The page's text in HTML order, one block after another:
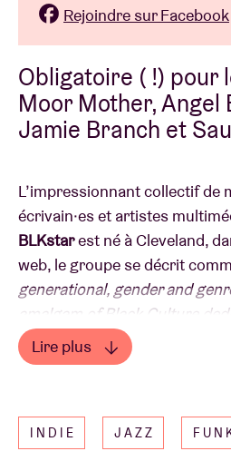
Obligatoire ( !) pour
Moor Mother, Angel
Jamie Branch et
L’impressionnant collectif de
écrivain·es et artistes
BLKstarest né à Cleveland,
web, le groupe se décrit
generational, gender and
amalgam of Black Culture
stories and songs of the
son du collectif est un
nineties. Un son riche et
critique dès le tout premier
Lire plus
INDIE JAZZ
Rejoindre sur Facebook